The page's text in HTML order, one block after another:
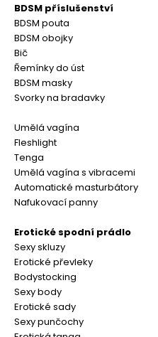
BDSM příslušenství
BDSM pouta
BDSM obojky
Bič
Řemínky do úst
BDSM masky
Svorky na bradavky
Umělá vagína
Fleshlight
Tenga
Umělá vagína s vibracemi
Automatické masturbátory
Nafukovací panny
Erotické spodní prádlo
Sexy skluzy
Erotické převleky
Bodystocking
Sexy body
Erotické sady
Sexy punčochy